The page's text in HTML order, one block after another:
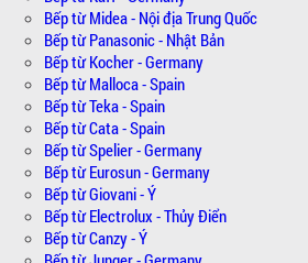
Bếp từ Midea - Nội địa Trung Quốc
Bếp từ Panasonic - Nhật Bản
Bếp từ Kocher - Germany
Bếp từ Malloca - Spain
Bếp từ Teka - Spain
Bếp từ Cata - Spain
Bếp từ Spelier - Germany
Bếp từ Eurosun - Germany
Bếp từ Giovani - Ý
Bếp từ Electrolux - Thủy Điển
Bếp từ Canzy - Ý